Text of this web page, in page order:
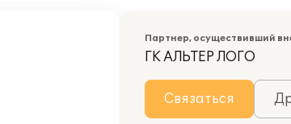
Партнер, осуществивший
ГК АЛЬТЕР ЛОГО
Связаться